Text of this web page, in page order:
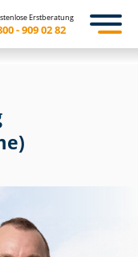
Erstberatung
- 909 02 82